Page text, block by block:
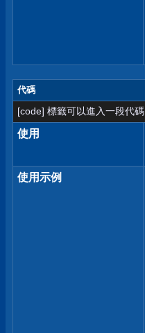
代碼
[code] 標籤可以進入一段代碼.
使用
使用示例